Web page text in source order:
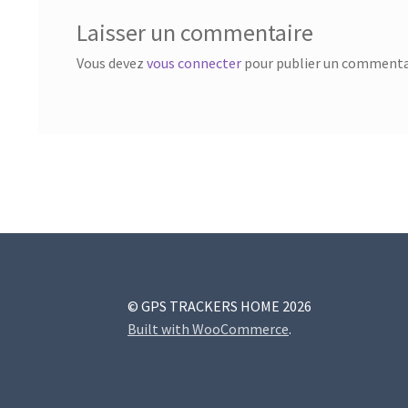
Laisser un commentaire
Vous devez vous connecterpour publier un
© GPS TRACKERS HOME 2026
Built with WooCommerce.